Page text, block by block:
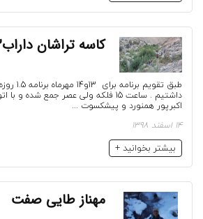
کاسه تراشان داراب13 و 91/7/14
طبق
داشتیم . ساعت 15 فلکه ولی عصر جمع
اکبرپور همنورد و پیشکسوت ...
14 اسفند 1398
بیشتر بخوانید +
مهناز طایی صفت